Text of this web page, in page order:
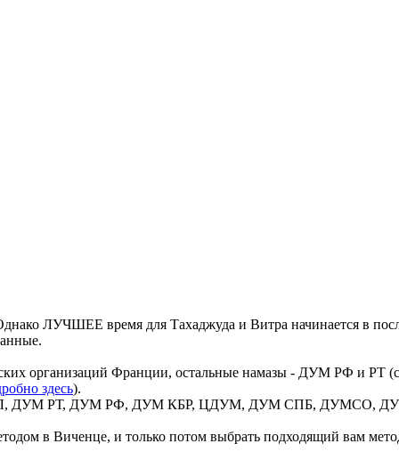
ЛУЧШЕЕ время для Тахаджуда и Витра начинается в
организаций Франции, остальные намазы - ДУМ РФ и РТ
здесь).
ВИЛ, ДУМ РТ, ДУМ РФ, ДУМ КБР, ЦДУМ, ДУМ СПБ, ДУМСО, ДУМ
в Виченце, и только потом выбрать подходящий вам